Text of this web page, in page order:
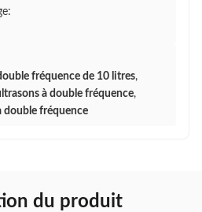
fréquence de 10 litres,
à double fréquence,
double fréquence
du produit